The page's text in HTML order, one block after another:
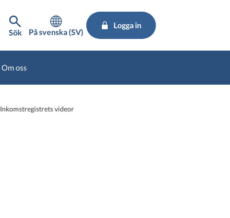
Sök På svenska (SV)
Logga in
Om oss
Inkomstregistrets videor